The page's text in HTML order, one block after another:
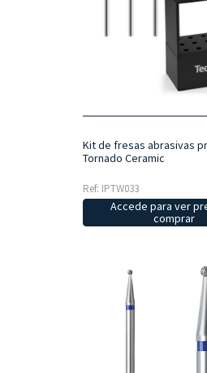
Kit de fresas abrasivas
Tornado Ceramic
Ref: IPTW033
Accede para ver
comprar